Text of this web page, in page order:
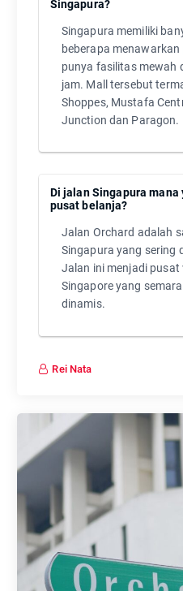
Singapura?
Singapura memiliki
beberapa
punya fasilitas mewah
jam. Mall tersebut
Shoppes, Mustafa
Junction dan Paragon.
Di jalan Singapura
pusat belanja?
Jalan Orchard adalah
Singapura yang sering
Jalan ini menjadi pusat
Singapore yang
dinamis.
Rei Nata